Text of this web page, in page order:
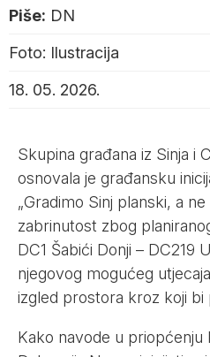
Piše: DN
Foto: Ilustracija
18. 05. 2026.
Skupina građana iz Sinja i
osnovala je građansku
„Gradimo Sinj planski, a ne
zabrinutost zbog
DC1 Šabići Donji – DC219
njegovog mogućeg
izgled prostora kroz koji bi
Kako navode u priopćenju